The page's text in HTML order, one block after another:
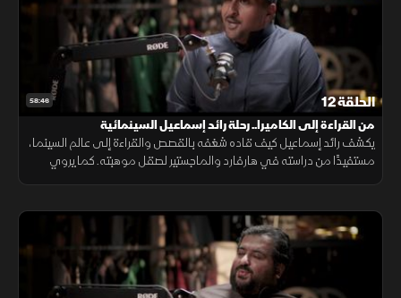
58:46 الحلقة 12
من القراءة إلى الكاميرا.. رحلة رائد إسماعيل السينمائية
يكشف رائد إسماعيل كيف قاده شغفه بالقصص والقراءة إلى عالم السينما،
مستفيدًا من دراسته في هارفارد والماجستير لصقل موهبته. كما يروي